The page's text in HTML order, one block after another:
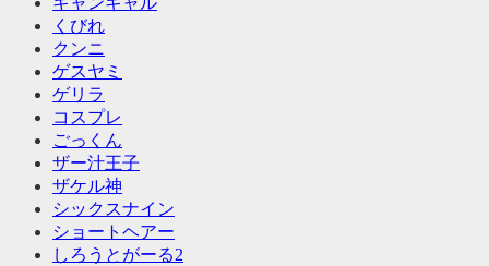
くびれ
クンニ
ゲスヤミ
ゲリラ
コスプレ
ごっくん
ザー汁王子
ザケル神
シックスナイン
ショートヘアー
しろうとがーる2